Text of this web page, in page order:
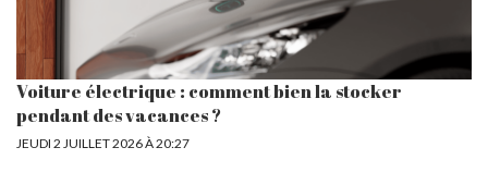
Voiture électrique : comment bien la stocker
pendant des vacances ?
JEUDI 2 JUILLET 2026 À 20:27